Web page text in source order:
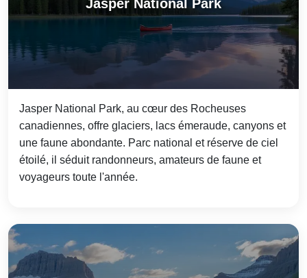
Jasper National Park
Jasper National Park, au cœur des Rocheuses
canadiennes, offre glaciers, lacs émeraude, canyons et
une faune abondante. Parc national et réserve de ciel
étoilé, il séduit randonneurs, amateurs de faune et
voyageurs toute l'année.